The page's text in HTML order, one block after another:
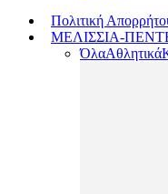
Πολιτική
ΜΕΛΙΣΣΙΑ-
ΌλαΑθλητικά